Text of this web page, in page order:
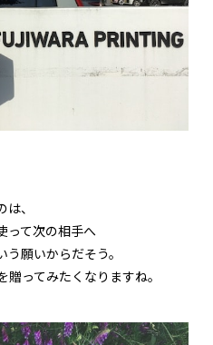
、
って次の相手へ
願いからだそう。
ってみたくなりますね。